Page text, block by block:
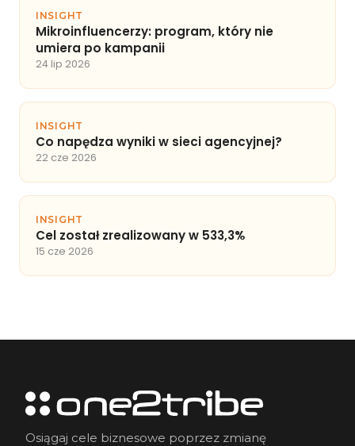
INSIGHT
Mikroinfluencerzy: program, który nie
umiera po kampanii
24 lip 2026
INSIGHT
Co napędza wyniki w sieci agencyjnej?
22 cze 2026
INSIGHT
Cel został zrealizowany w 533,3%
15 cze 2026
Osiągaj cele biznesowe poprzez zmianę